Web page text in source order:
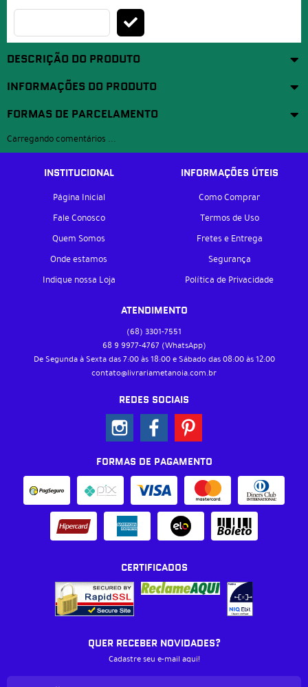
DESCRIÇÃO DO PRODUTO
INFORMAÇÕES DO PRODUTO
FORMAS DE PARCELAMENTO
Carregando comentários ...
INSTITUCIONAL
Página Inicial
Fale Conosco
Quem Somos
Onde estamos
Indique nossa Loja
INFORMAÇÕES ÚTEIS
Como Comprar
Termos de Uso
Fretes e Entrega
Segurança
Política de Privacidade
ATENDIMENTO
(68) 3301-7551
68 9 9977-4767 (WhatsApp)
De Segunda à Sexta das 7:00 às 18:00 e Sábado das 08:00 às 12:00
contato@livrariametanoia.com.br
REDES SOCIAIS
FORMAS DE PAGAMENTO
CERTIFICADOS
QUER RECEBER NOVIDADES?
Cadastre seu e-mail aqui!